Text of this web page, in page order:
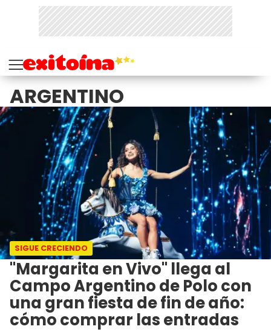
ARGENTINO
SIGUE CRECIENDO
"Margarita en Vivo" llega al
Campo Argentino de Polo con
una gran fiesta de fin de año:
cómo comprar las entradas